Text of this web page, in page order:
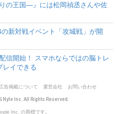
の王国―』には松岡禎丞さんや佐
の新対戦イベント「攻城戦」が開
信開始！ スマホならではの脳トレ
レイできる
広告掲載について 運営会社 お問い合わせ
Inc. All Rights Reserved.
Inc. の商標です。